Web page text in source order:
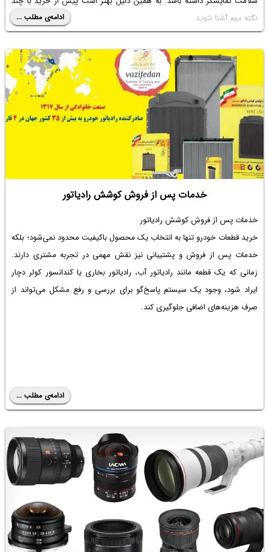
نکته مهم آشنا شوید.
ادامه‌ی مطلب ...
خدمات پس از فروش کوشش رادیاتور
خدمات پس از فروش کوشش رادیاتور
خرید قطعات خودرو تنها به انتخاب یک محصول باکیفیت محدود نمی‌شود؛ بلکه
خدمات پس از فروش و پشتیبانی نیز نقش مهمی در تجربه مشتری دارند.
زمانی که یک قطعه مانند رادیاتور آب، رادیاتور بخاری یا کندانسور کولر دچار
ایراد شود، وجود یک سیستم پاسخ‌گو برای بررسی و رفع مشکل می‌تواند از
صرف هزینه‌های اضافی جلوگیری کند.
ادامه‌ی مطلب ...